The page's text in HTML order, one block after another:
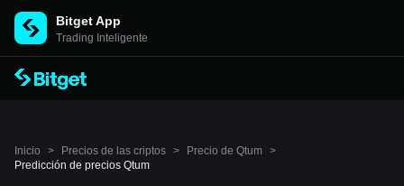
Bitget App
Trading Inteligente
Inicio > Precios de las criptos > Precio de Qtum >
Predicción de precios Qtum